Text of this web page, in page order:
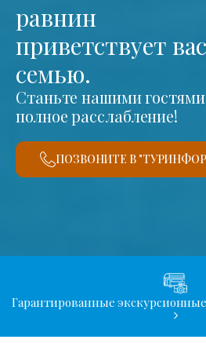
равнин
приветствует
семью.
Станьте нашими
полное расслабление!
ПОЗВОНИТЕ В
Гарантированные